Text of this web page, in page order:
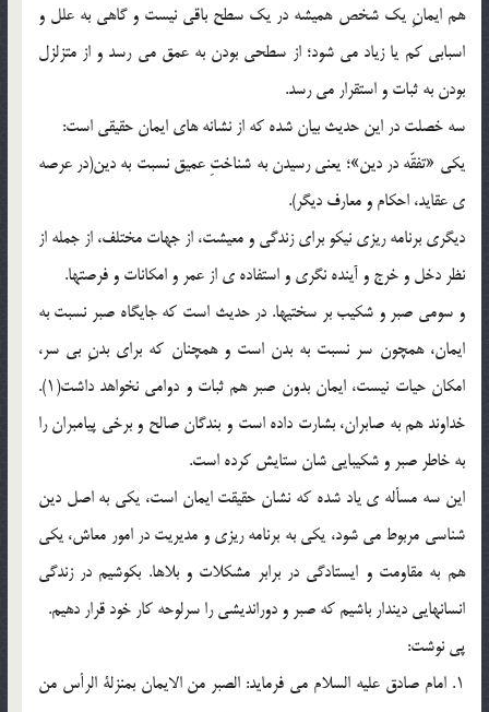
هم ایمانِ یک شخص همیشه در یک سطح باقی نیست و گاهی به علل و
اسبابی کم یا زیاد می شود؛ از سطحی بودن به عمق می رسد و از متزلزل
بودن به ثبات و استقرار می رسد.
سه خصلت در این حدیث بیان شده که از نشانه های ایمان حقیقی است:
یکی «تفقّه در دین»؛ یعنی رسیدن به شناختِ عمیق نسبت به دین(در عرصه
ی عقاید، احکام و معارف دیگر).
دیگری برنامه ریزی نیکو برای زندگی و معیشت، از جهات مختلف، از جمله از
نظر دخل و خرج و آینده نگری و استفاده ی از عمر و امکانات و فرصتها.
و سومی صبر و شکیب بر سختیها. در حدیث است که جایگاه صبر نسبت به
ایمان، همچون سر نسبت به بدن است و همچنان که برای بدنِ بی سر،
امکان حیات نیست، ایمان بدون صبر هم ثبات و دوامی نخواهد داشت(۱).
خداوند هم به صابران، بشارت داده است و بندگان صالح و برخی پیامبران را
به خاطر صبر و شکیبایی شان ستایش کرده است.
این سه مسأله ی یاد شده که نشان حقیقت ایمان است، یکی به اصل دین
شناسی مربوط می شود، یکی به برنامه ریزی و مدیریت در امور معاش، یکی
هم به مقاومت و ایستادگی در برابر مشکلات و بلاها. بکوشیم در زندگی
انسانهایی دیندار باشیم که صبر و دوراندیشی را سرلوحه کار خود قرار دهیم.
پی نوشت:
۱. امام صادق علیه السلام می فرماید: الصبر من الایمان بمنزلة الرأس من